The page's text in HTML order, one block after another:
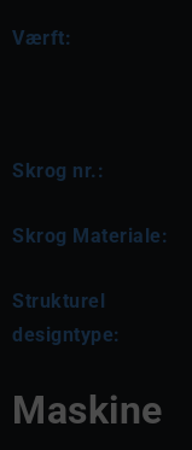
Værft:
Skrog nr.:
Skrog Materiale:
Strukturel
designtype:
Maskine